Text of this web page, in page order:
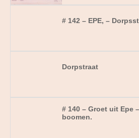
# 142 – EPE, –
Dorpstraat
# 140 – Groet uit Epe
boomen.